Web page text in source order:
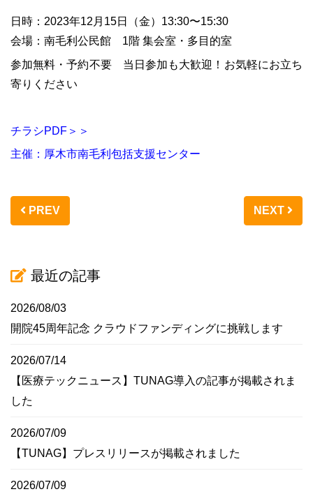
日時：2023年12月15日（金）13:30〜15:30
会場：南毛利公民館 1階 集会室・多目的室
参加無料・予約不要 当日参加も大歓迎！お気軽にお立ち
寄りください
チラシPDF＞＞
主催：厚木市南毛利包括支援センター
PREV NEXT
最近の記事
2026/08/03
開院45周年記念 クラウドファンディングに挑戦します
2026/07/14
【医療テックニュース】TUNAG導入の記事が掲載されま
した
2026/07/09
【TUNAG】プレスリリースが掲載されました
2026/07/09